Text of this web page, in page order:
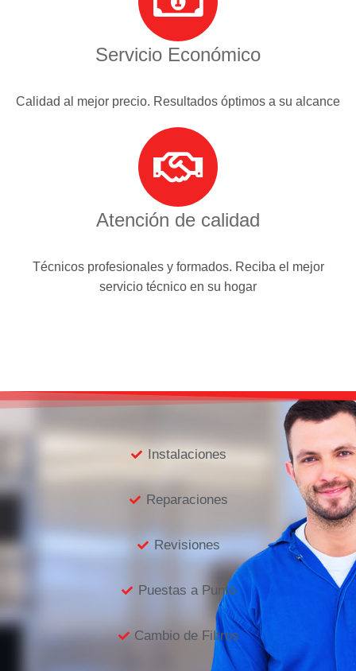
Servicio Económico
Calidad al mejor precio. Resultados óptimos a su alcance
Atención de calidad
Técnicos profesionales y formados. Reciba el mejor
servicio técnico en su hogar
Instalaciones
Reparaciones
Revisiones
Puestas a Punto
Cambio de Filtros